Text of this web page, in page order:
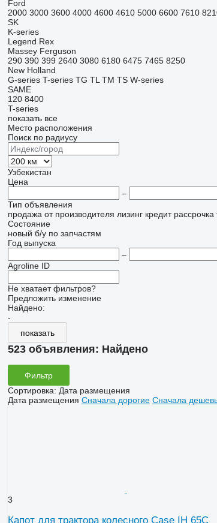
Ford
2000 3000 3600 4000 4600 4610 5000 6600 7610
SK
K-series
Legend Rex
Massey Ferguson
290 390 399 2640 3080 6180 6475 7465 8250
New Holland
G-series T-series TG TL TM TS W-series
SAME
120 8400
T-series
показать все
Место расположения
Поиск по радиусу
Узбекистан
Цена
–
Тип объявления
продажа от производителя лизинг кредит рассрочка
Состояние
новый б/у по запчастям
Год выпуска
–
Agroline ID
Не хватает фильтров?
Предложить изменение
Найдено:
-
показать
523 объявления: Найдено
Фильтр
Сортировка: Дата размещения
Дата размещения Сначала дорогие Сначала
3
Капот для трактора колесного Case IH 65C